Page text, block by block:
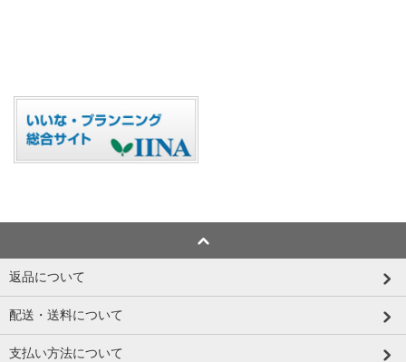
返品について
配送・送料について
支払い方法について